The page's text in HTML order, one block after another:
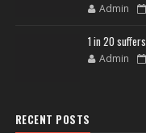
Admin
1 in 20
Admin
RECENT POSTS